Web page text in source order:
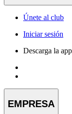
Únete al club
Iniciar sesión
Descarga la app
EMPRESA